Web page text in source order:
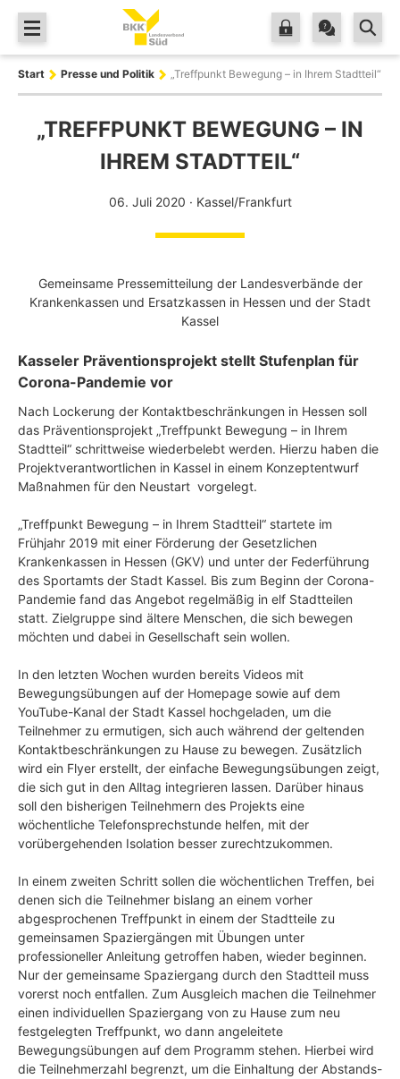
Zum Hauptinhalt springen
Start Presse und Politik „Treffpunkt Bewegung – in Ihrem Stadtteil“
„TREFFPUNKT BEWEGUNG – IN
IHREM STADTTEIL“
06. Juli 2020 · Kassel/Frankfurt
Gemeinsame Pressemitteilung der Landesverbände der
Krankenkassen und Ersatzkassen in Hessen und der Stadt
Kassel
Kasseler Präventionsprojekt stellt Stufenplan für
Corona-Pandemie vor
Nach Lockerung der Kontaktbeschränkungen in Hessen soll
das Präventionsprojekt „Treffpunkt Bewegung – in Ihrem
Stadtteil“ schrittweise wiederbelebt werden. Hierzu haben die
Projektverantwortlichen in Kassel in einem Konzeptentwurf
Maßnahmen für den Neustart vorgelegt.
„Treffpunkt Bewegung – in Ihrem Stadtteil“ startete im
Frühjahr 2019 mit einer Förderung der Gesetzlichen
Krankenkassen in Hessen (GKV) und unter der Federführung
des Sportamts der Stadt Kassel. Bis zum Beginn der Corona-
Pandemie fand das Angebot regelmäßig in elf Stadtteilen
statt. Zielgruppe sind ältere Menschen, die sich bewegen
möchten und dabei in Gesellschaft sein wollen.
In den letzten Wochen wurden bereits Videos mit
Bewegungsübungen auf der Homepage sowie auf dem
YouTube-Kanal der Stadt Kassel hochgeladen, um die
Teilnehmer zu ermutigen, sich auch während der geltenden
Kontaktbeschränkungen zu Hause zu bewegen. Zusätzlich
wird ein Flyer erstellt, der einfache Bewegungsübungen zeigt,
die sich gut in den Alltag integrieren lassen. Darüber hinaus
soll den bisherigen Teilnehmern des Projekts eine
wöchentliche Telefonsprechstunde helfen, mit der
vorübergehenden Isolation besser zurechtzukommen.
In einem zweiten Schritt sollen die wöchentlichen Treffen, bei
denen sich die Teilnehmer bislang an einem vorher
abgesprochenen Treffpunkt in einem der Stadtteile zu
gemeinsamen Spaziergängen mit Übungen unter
professioneller Anleitung getroffen haben, wieder beginnen.
Nur der gemeinsame Spaziergang durch den Stadtteil muss
vorerst noch entfallen. Zum Ausgleich machen die Teilnehmer
einen individuellen Spaziergang von zu Hause zum neu
festgelegten Treffpunkt, wo dann angeleitete
Bewegungsübungen auf dem Programm stehen. Hierbei wird
die Teilnehmerzahl begrenzt, um die Einhaltung der Abstands-